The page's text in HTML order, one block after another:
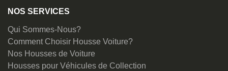
NOS SERVICES
Qui Sommes-Nous?
Comment Choisir Housse Voiture?
Nos Housses de Voiture
Housses pour Véhicules de Collection